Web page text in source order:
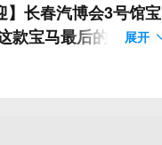
长春汽博会3号馆宝
款宝马最后的纯汽油
展开